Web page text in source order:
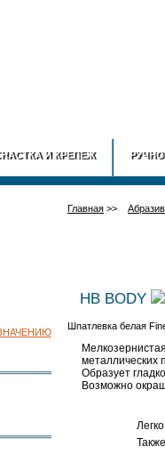
И КРЕПЕЖ
Главная >>
HB BODY
Шпатлевка белая
металлических
Образует
Возможно